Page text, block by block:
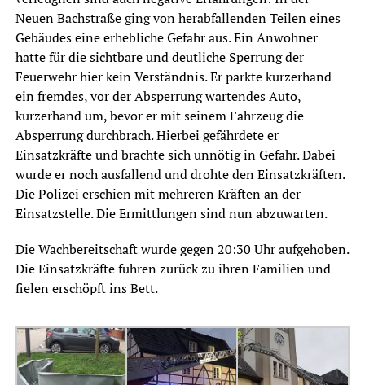
Neuen Bachstraße ging von herabfallenden Teilen eines
Gebäudes eine erhebliche Gefahr aus. Ein Anwohner
hatte für die sichtbare und deutliche Sperrung der
Feuerwehr hier kein Verständnis. Er parkte kurzerhand
ein fremdes, vor der Absperrung wartendes Auto,
kurzerhand um, bevor er mit seinem Fahrzeug die
Absperrung durchbrach. Hierbei gefährdete er
Einsatzkräfte und brachte sich unnötig in Gefahr. Dabei
wurde er noch ausfallend und drohte den Einsatzkräften.
Die Polizei erschien mit mehreren Kräften an der
Einsatzstelle. Die Ermittlungen sind nun abzuwarten.
Die Wachbereitschaft wurde gegen 20:30 Uhr aufgehoben.
Die Einsatzkräfte fuhren zurück zu ihren Familien und
fielen erschöpft ins Bett.